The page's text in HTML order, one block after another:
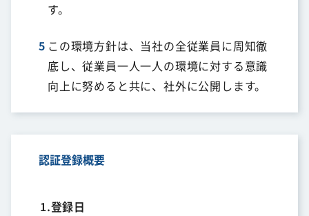
す。
5 この環境方針は、当社の全従業員に周知徹
底し、従業員一人一人の環境に対する意識
向上に努めると共に、社外に公開します。
認証登録概要
1.登録日